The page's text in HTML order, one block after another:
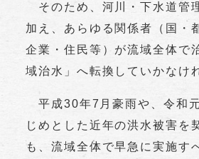
そのため、河川・下水道管
加え、あらゆる関係者（国・
企業・住民等）が流域全体で
域治水」へ転換していかなけ
平成30年7月豪雨や、令和
じめとした近年の洪水被害を
も、流域全体で早急に実施す